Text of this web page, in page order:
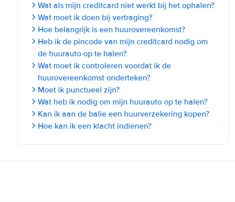
Wat als mijn creditcard niet werkt bij het ophalen?
Wat moet ik doen bij vertraging?
Hoe belangrijk is een huurovereenkomst?
Heb ik de pincode van mijn creditcard nodig om
de huurauto op te halen?
Wat moet ik controleren voordat ik de
huurovereenkomst onderteken?
Moet ik punctueel zijn?
Wat heb ik nodig om mijn huurauto op te halen?
Kan ik aan de balie een huurverzekering kopen?
Hoe kan ik een klacht indienen?